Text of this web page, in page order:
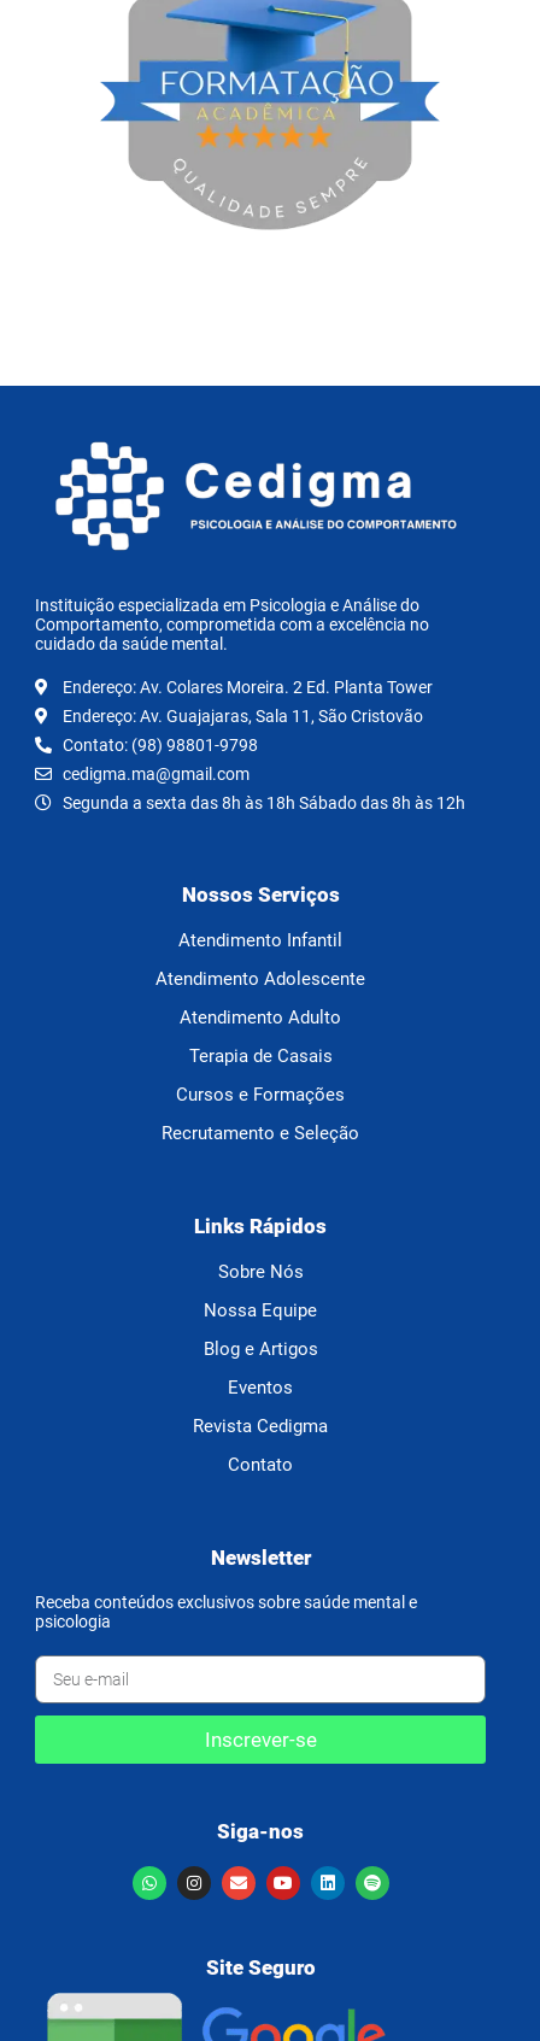
Instituição especializada em Psicologia e Análise do
Comportamento, comprometida com a excelência no
cuidado da saúde mental.
Endereço: Av. Colares Moreira. 2 Ed. Planta Tower
Endereço: Av. Guajajaras, Sala 11, São Cristovão
Contato: (98) 98801-9798
cedigma.ma@gmail.com
Segunda a sexta das 8h às 18h Sábado das 8h às 12h
Nossos Serviços
Atendimento Infantil
Atendimento Adolescente
Atendimento Adulto
Terapia de Casais
Cursos e Formações
Recrutamento e Seleção
Links Rápidos
Sobre Nós
Nossa Equipe
Blog e Artigos
Eventos
Revista Cedigma
Contato
Newsletter
Receba conteúdos exclusivos sobre saúde mental e
psicologia
Inscrever-se
Siga-nos
Site Seguro